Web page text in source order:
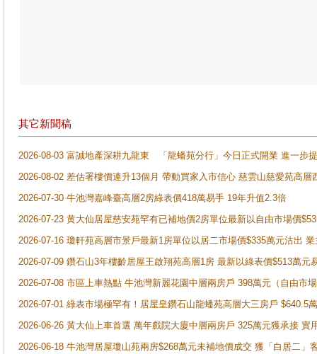
其它新聞稿
2026-08-03 富誠地產深耕九龍東 「龍蟠苑分行」今日正式開業 進一步
2026-08-02 差估署樓價連升13個月 帶動買家入市信心 慈雲山慈愛苑高層
2026-07-30 牛池灣嘉峰臺高層2房綠表價418萬易手 19年升值2.3倍
2026-07-23 黄大仙居屋慈安苑罕有已補地價2房單位最新以自由市場價
2026-07-16 瓊軒苑高層市景戶最新1房單位以居二市場價$335萬元沽出
2026-07-09 鑽石山3年樓齡居屋王啟翔苑高層1房 最新以綠表價$513萬元
2026-07-08 市區上車熱點 牛池灣新麗花園中層兩房戶 398萬元（自由市
2026-07-01 綠表市場極罕有！居屋皇鑽石山龍蟠苑高層大三房戶
2026-06-26 黃大仙上車首選 萬年戲院大廈中層兩房戶 325萬元獲承接 實
2026-06-18 牛池灣居屋瓊山苑兩房$268萬元未補地價成交 獲「白居二」